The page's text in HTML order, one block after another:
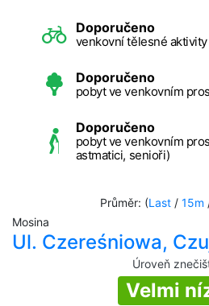
Doporučeno
venkovní tělesné aktivity
Doporučeno
pobyt ve venkovním
Doporučeno
pobyt ve venkovním
astmatici, senioři)
Průměr: (Last/ 15m
Mosina
Ul. Czereśniowa,
Úroveň
Velmi